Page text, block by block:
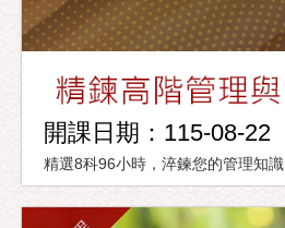
開課日期：115-08-22
精選8科96小時，淬鍊您的管理知識